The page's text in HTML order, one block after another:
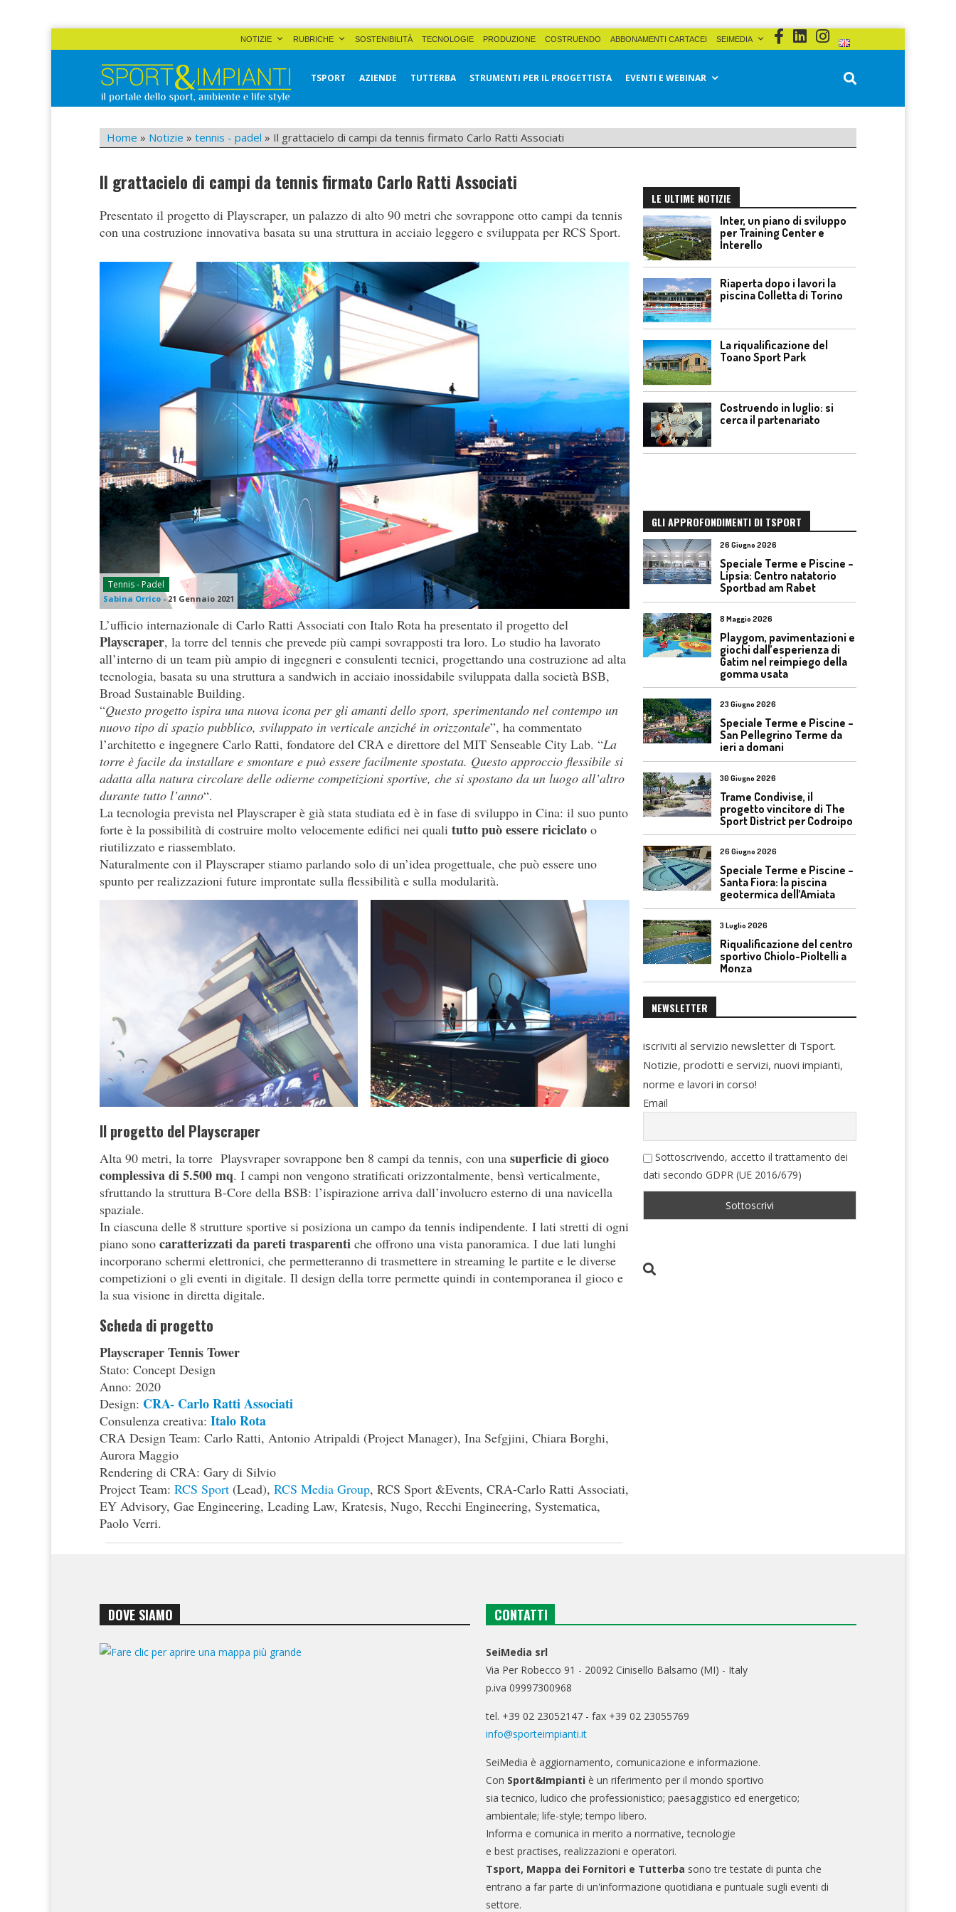
NOTIZIE RUBRICHE SOSTENIBILITÀ TECNOLOGIE PRODUZIONE COSTRUENDO ABBONAMENTI CARTACEI SEIMEDIA
Sport&Impianti
TSPORT AZIENDE TUTTERBA STRUMENTI PER IL PROGETTISTA EVENTI E WEBINAR
Home » Notizie » tennis - padel » Il grattacielo di campi da tennis firmato Carlo Ratti Associati
Il grattacielo di campi da tennis firmato Carlo Ratti Associati
Presentato il progetto di Playscraper, un palazzo di alto 90 metri che sovrappone otto campi da tennis
con una costruzione innovativa basata su una struttura in acciaio leggero e sviluppata per RCS Sport.
Tennis - Padel
Sabina Orrico -21 Gennaio 2021
L’ufficio internazionale di Carlo Ratti Associati con Italo Rota ha presentato il progetto del
Playscraper, la torre del tennis che prevede più campi sovrapposti tra loro. Lo studio ha lavorato
all’interno di un team più ampio di ingegneri e consulenti tecnici, progettando una costruzione ad alta
tecnologia, basata su una struttura a sandwich in acciaio inossidabile sviluppata dalla società BSB,
Broad Sustainable Building.
“Questo progetto ispira una nuova icona per gli amanti dello sport, sperimentando nel contempo un
nuovo tipo di spazio pubblico, sviluppato in verticale anziché in orizzontale”, ha commentato
l’architetto e ingegnere Carlo Ratti, fondatore del CRA e direttore del MIT Senseable City Lab. “La
torre è facile da installare e smontare e può essere facilmente spostata. Questo approccio flessibile si
adatta alla natura circolare delle odierne competizioni sportive, che si spostano da un luogo all’altro
durante tutto l’anno“.
La tecnologia prevista nel Playscraper è già stata studiata ed è in fase di sviluppo in Cina: il suo punto
forte è la possibilità di costruire molto velocemente edifici nei quali tutto può essere riciclato o
riutilizzato e riassemblato.
Naturalmente con il Playscraper stiamo parlando solo di un’idea progettuale, che può essere uno
spunto per realizzazioni future improntate sulla flessibilità e sulla modularità.
Il progetto del Playscraper
Alta 90 metri, la torre Playsvraper sovrappone ben 8 campi da tennis, con una superficie di gioco
complessiva di 5.500 mq. I campi non vengono stratificati orizzontalmente, bensì verticalmente,
sfruttando la struttura B-Core della BSB: l’ispirazione arriva dall’involucro esterno di una navicella
spaziale.
In ciascuna delle 8 strutture sportive si posiziona un campo da tennis indipendente. I lati stretti di ogni
piano sono caratterizzati da pareti trasparenti che offrono una vista panoramica. I due lati lunghi
incorporano schermi elettronici, che permetteranno di trasmettere in streaming le partite e le diverse
competizioni o gli eventi in digitale. Il design della torre permette quindi in contemporanea il gioco e
la sua visione in diretta digitale.
Scheda di progetto
Playscraper Tennis Tower
Stato: Concept Design
Anno: 2020
Design: CRA- Carlo Ratti Associati
Consulenza creativa: Italo Rota
CRA Design Team: Carlo Ratti, Antonio Atripaldi (Project Manager), Ina Sefgjini, Chiara Borghi,
Aurora Maggio
Rendering di CRA: Gary di Silvio
Project Team: RCS Sport (Lead), RCS Media Group, RCS Sport &Events, CRA-Carlo Ratti Associati,
EY Advisory, Gae Engineering, Leading Law, Kratesis, Nugo, Recchi Engineering, Systematica,
Paolo Verri.
LE ULTIME NOTIZIE
Inter, un piano di sviluppo
per Training Center e
Interello
Riaperta dopo i lavori la
piscina Colletta di Torino
La riqualificazione del
Toano Sport Park
Costruendo in luglio: si
cerca il partenariato
GLI APPROFONDIMENTI DI TSPORT
26 Giugno 2026
Speciale Terme e Piscine –
Lipsia: Centro natatorio
Sportbad am Rabet
8 Maggio 2026
Playgom, pavimentazioni e
giochi dall’esperienza di
Gatim nel reimpiego della
gomma usata
23 Giugno 2026
Speciale Terme e Piscine –
San Pellegrino Terme da
ieri a domani
30 Giugno 2026
Trame Condivise, il
progetto vincitore di The
Sport District per Codroipo
26 Giugno 2026
Speciale Terme e Piscine –
Santa Fiora: la piscina
geotermica dell’Amiata
3 Luglio 2026
Riqualificazione del centro
sportivo Chiolo-Pioltelli a
Monza
NEWSLETTER
iscriviti al servizio newsletter di Tsport.
Notizie, prodotti e servizi, nuovi impianti,
norme e lavori in corso!
Email
Sottoscrivendo, accetto il trattamento dei
dati secondo GDPR (UE 2016/679)
DOVE SIAMO CONTATTI
SeiMedia srl
Via Per Robecco 91 - 20092 Cinisello Balsamo (MI) - Italy
p.iva 09997300968
tel. +39 02 23052147 - fax +39 02 23055769
info@sporteimpianti.it
SeiMedia è aggiornamento, comunicazione e informazione.
Con Sport&Impianti è un riferimento per il mondo sportivo
sia tecnico, ludico che professionistico; paesaggistico ed energetico;
ambientale; life-style; tempo libero.
Informa e comunica in merito a normative, tecnologie
e best practises, realizzazioni e operatori.
Tsport, Mappa dei Fornitori e Tutterba sono tre testate di punta che
entrano a far parte di un'informazione quotidiana e puntuale sugli eventi di
settore.